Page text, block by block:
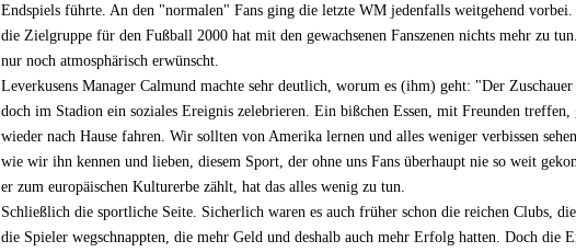
Endspiels führte. An den "normalen" Fans ging die letzte WM jedenfalls weitgehend
die Zielgruppe für den Fußball 2000 hat mit den gewachsenen Fanszenen nichts mehr zu
nur noch atmosphärisch erwünscht.
Leverkusens Manager Calmund machte sehr deutlich, worum es (ihm) geht: "Der
doch im Stadion ein soziales Ereignis zelebrieren. Ein bißchen Essen, mit Freunden treffen,
wieder nach Hause fahren. Wir sollten von Amerika lernen und alles weniger verbissen
wie wir ihn kennen und lieben, diesem Sport, der ohne uns Fans überhaupt nie so weit
er zum europäischen Kulturerbe zählt, hat das alles wenig zu tun.
Schließlich die sportliche Seite. Sicherlich waren es auch früher schon die reichen Clubs,
die Spieler wegschnappten, die mehr Geld und deshalb auch mehr Erfolg hatten. Doch die